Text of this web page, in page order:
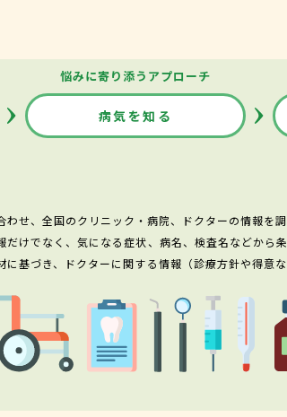
悩みに寄り添うアプローチ
病気を知る
せ、全国のクリニック・病院、ドクターの情報を
けでなく、気になる症状、病名、検査名などから
基づき、ドクターに関する情報（診療方針や得意